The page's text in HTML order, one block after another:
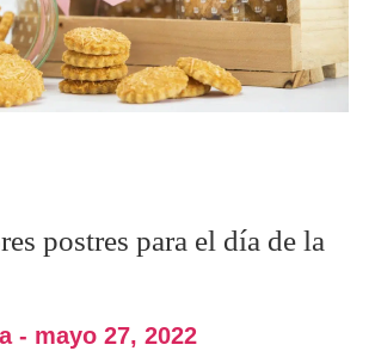
postres para el día de la
- mayo 27, 2022